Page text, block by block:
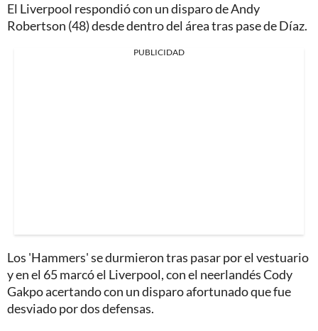
El Liverpool respondió con un disparo de Andy
Robertson (48) desde dentro del área tras pase de Díaz.
PUBLICIDAD
Los 'Hammers' se durmieron tras pasar por el vestuario
y en el 65 marcó el Liverpool, con el neerlandés Cody
Gakpo acertando con un disparo afortunado que fue
desviado por dos defensas.